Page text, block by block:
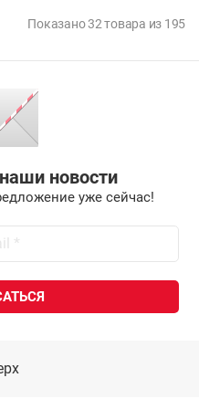
Показано 32 товара из 195
новости
уже сейчас!